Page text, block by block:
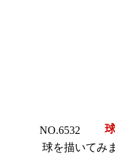
NO.6532 球
球を描いてみ